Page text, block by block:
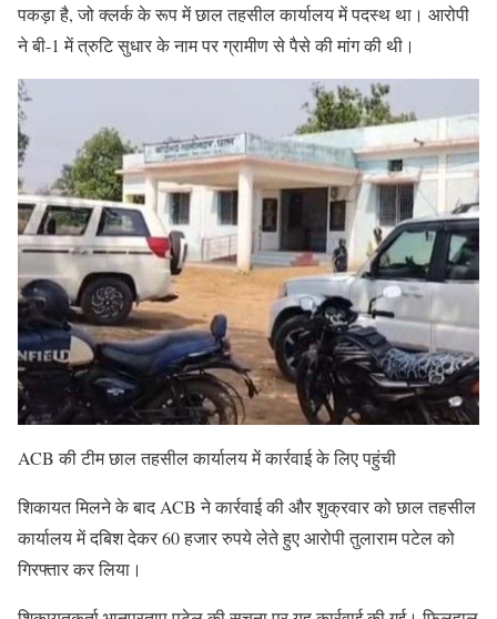
पकड़ा है, जो क्लर्क के रूप में छाल तहसील कार्यालय में पदस्थ था। आरोपी
ने बी-1 में त्रुटि सुधार के नाम पर ग्रामीण से पैसे की मांग की थी।
ACB की टीम छाल तहसील कार्यालय में कार्रवाई के लिए पहुंची
शिकायत मिलने के बाद ACB ने कार्रवाई की और शुक्रवार को छाल तहसील
कार्यालय में दबिश देकर 60 हजार रुपये लेते हुए आरोपी तुलाराम पटेल को
गिरफ्तार कर लिया।